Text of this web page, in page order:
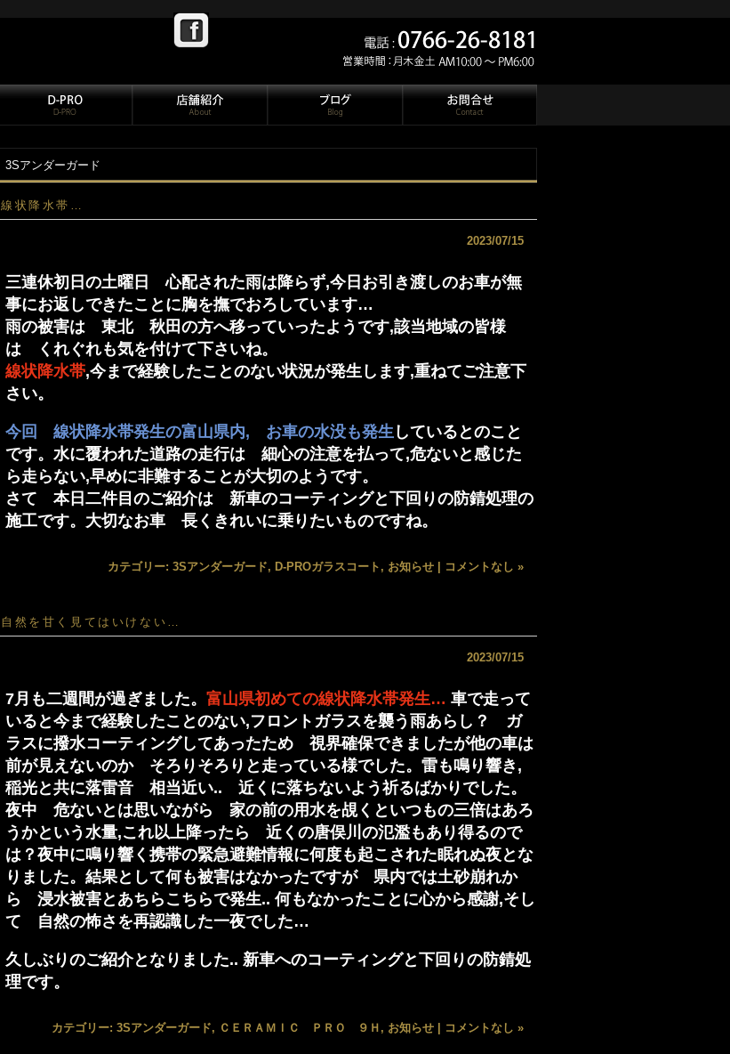
3Sアンダーガード
線状降水帯…
2023/07/15
三連休初日の土曜日 心配された雨は降らず,今日お引き渡しのお車が無
事にお返しできたことに胸を撫でおろしています…
雨の被害は 東北 秋田の方へ移っていったようです,該当地域の皆様
は くれぐれも気を付けて下さいね。
線状降水帯,今まで経験したことのない状況が発生します,重ねてご注意下
さい。
今回 線状降水帯発生の富山県内, お車の水没も発生 しているとのこと
です。水に覆われた道路の走行は 細心の注意を払って,危ないと感じた
ら走らない,早めに非難することが大切のようです。
さて 本日二件目のご紹介は 新車のコーティングと下回りの防錆処理の
施工です。大切なお車 長くきれいに乗りたいものですね。
カテゴリー: 3Sアンダーガード, D-PROガラスコート , お知らせ コメントなし »
自然を甘く見てはいけない…
2023/07/15
7月も二週間が過ぎました。 富山県初めての線状降水帯発生… 車で走って
いると今まで経験したことのない,フロントガラスを襲う雨あらし？ ガ
ラスに撥水コーティングしてあったため 視界確保できましたが他の車は
前が見えないのか そろりそろりと走っている様でした。雷も鳴り響き,
稲光と共に落雷音 相当近い.. 近くに落ちないよう祈るばかりでした。
夜中 危ないとは思いながら 家の前の用水を覘くといつもの三倍はあろ
うかという水量,これ以上降ったら 近くの唐俣川の氾濫もあり得るので
は？夜中に鳴り響く携帯の緊急避難情報に何度も起こされた眠れぬ夜とな
りました。結果として何も被害はなかったですが 県内では土砂崩れか
ら 浸水被害とあちらこちらで発生.. 何もなかったことに心から感謝,そし
て 自然の怖さを再認識した一夜でした…
久しぶりのご紹介となりました.. 新車へのコーティングと下回りの防錆処
理です。
カテゴリー: 3Sアンダーガード, ＣＥＲＡＭＩＣ ＰＲＯ ９Ｈ , お知らせ コメントなし »